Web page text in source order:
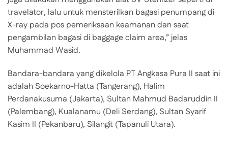
travelator, lalu untuk mensterilkan bagasi penumpang di
X-ray pada pos pemeriksaan keamanan dan saat
pengambilan bagasi di baggage claim area,” jelas
Muhammad Wasid.
Bandara-bandara yang dikelola PT Angkasa Pura II saat ini
adalah Soekarno-Hatta (Tangerang), Halim
Perdanakusuma (Jakarta), Sultan Mahmud Badaruddin II
(Palembang), Kualanamu (Deli Serdang), Sultan Syarif
Kasim II (Pekanbaru), Silangit (Tapanuli Utara).